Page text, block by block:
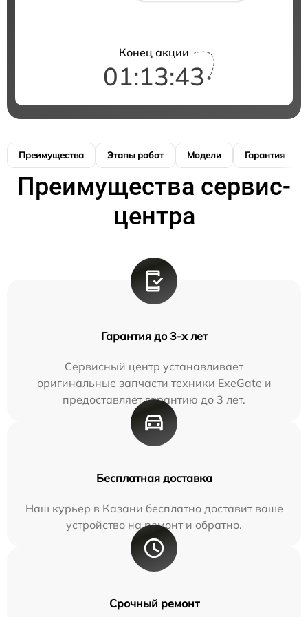
Конец акции
01:13:42
Преимущества Этапы работ Модели Гарантия
Преимущества сервис-
центра
Гарантия до 3-х лет
Сервисный центр устанавливает
оригинальные запчасти техники ExeGate и
предоставляет гарантию до 3 лет.
Бесплатная доставка
Наш курьер в Казани бесплатно доставит ваше
устройство на ремонт и обратно.
Срочный ремонт